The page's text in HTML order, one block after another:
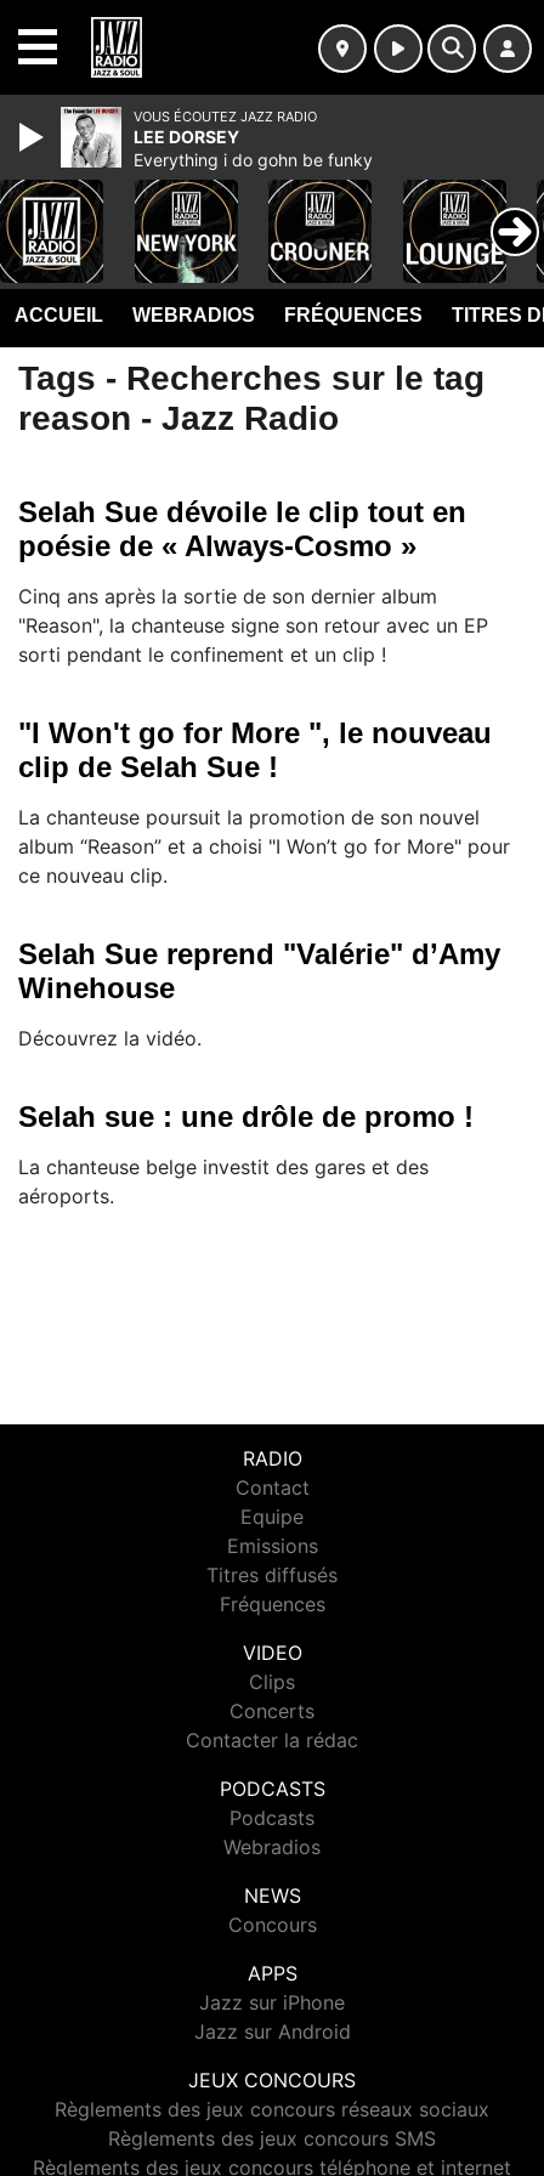
ACCUEIL WEBRADIOS FRÉQUENCES TITRES
Tags - Recherches sur le tag
reason - Jazz Radio
Selah Sue dévoile le clip tout en
poésie de « Always-Cosmo »
Cinq ans après la sortie de son dernier album
"Reason", la chanteuse signe son retour avec un EP
sorti pendant le confinement et un clip !
"I Won't go for More ", le nouveau
clip de Selah Sue !
La chanteuse poursuit la promotion de son nouvel
album “Reason” et a choisi "I Won’t go for More" pour
ce nouveau clip.
Selah Sue reprend "Valérie" d’Amy
Winehouse
Découvrez la vidéo.
Selah sue : une drôle de promo !
La chanteuse belge investit des gares et des
aéroports.
RADIO
Contact
Equipe
Emissions
Titres diffusés
Fréquences
VIDEO
Clips
Concerts
Contacter la rédac
PODCASTS
Podcasts
Webradios
NEWS
Concours
APPS
Jazz sur iPhone
Jazz sur Android
JEUX CONCOURS
Règlements des jeux concours réseaux sociaux
Règlements des jeux concours SMS
Règlements des jeux concours téléphone et internet
VOUS ÉCOUTEZ JAZZ RADIO
LEE DORSEY
Everything i do gohn be funky